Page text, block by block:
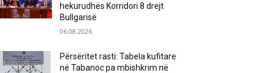
hekurudhës Korridori 8 drejt
Bullgarisë
06.08.2026
Përsëritet rasti: Tabela kufitare
në Tabanoc pa mbishkrim në